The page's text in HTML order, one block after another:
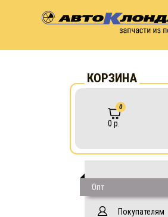
КОРЗИНА
0
0 р.
Опт
Покупателям